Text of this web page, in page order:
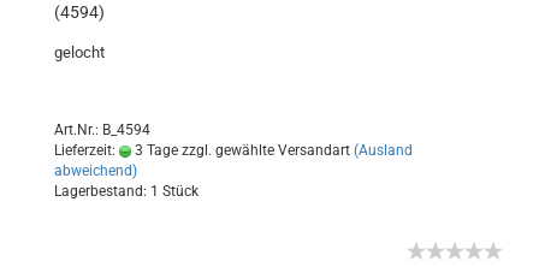
(4594)
gelocht
Art.Nr.: B_4594
Lieferzeit:
3 Tage zzgl. gewählte Versandart (Ausland
abweichend)
Lagerbestand: 1 Stück